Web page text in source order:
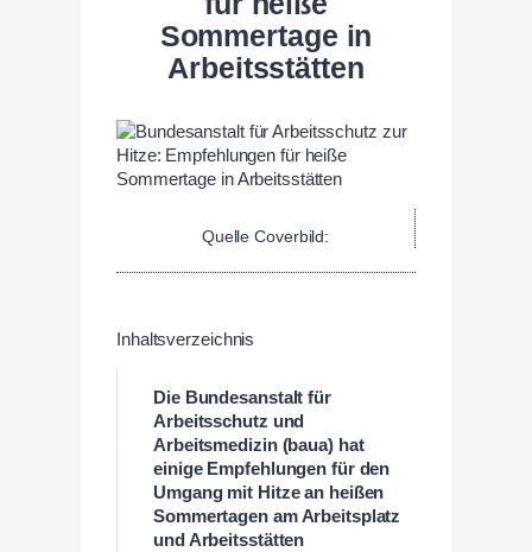
Sommertage in
Arbeitsstätten
Quelle Coverbild:
Inhaltsverzeichnis
Die Bundesanstalt für
Arbeitsschutz und
Arbeitsmedizin (baua) hat
einige Empfehlungen für den
Umgang mit Hitze an heißen
Sommertagen am Arbeitsplatz
und Arbeitsstätten